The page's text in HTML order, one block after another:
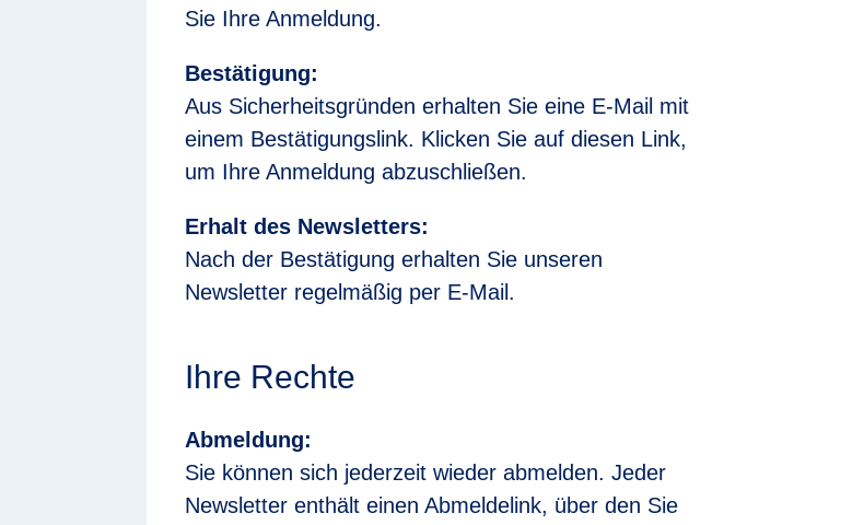
Sie Ihre Anmeldung.
Bestätigung:
Aus Sicherheitsgründen erhalten Sie eine E-Mail mit
einem Bestätigungslink. Klicken Sie auf diesen Link,
um Ihre Anmeldung abzuschließen.
Erhalt des Newsletters:
Nach der Bestätigung erhalten Sie unseren
Newsletter regelmäßig per E-Mail.
Ihre Rechte
Abmeldung:
Sie können sich jederzeit wieder abmelden. Jeder
Newsletter enthält einen Abmeldelink, über den Sie